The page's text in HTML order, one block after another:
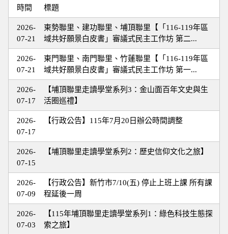
時間 標題
2026-
07-21
東勢聯里、建功聯里、埔頂聯里【「116-119年區
域共好願景白皮書」審議式民主工作坊 第二...
2026-
07-21
東門聯里、南門聯里、竹蓮聯里【「116-119年區
域共好願景白皮書」審議式民主工作坊 第一...
2026-
07-17
【埔頂聯里走讀學堂系列3：金山面百年文史與生
活圈巡禮】
2026-
07-17
【行政公告】115年7月20日辦公時間調整
2026-
07-15
【埔頂聯里走讀學堂系列2：歷史信仰文化之旅】
2026-
07-09
【行政公告】新竹市7/10(五) 停止上班上課 所有課
程延後一周
2026-
07-03
【115年埔頂聯里走讀學堂系列1：綠色科技生態探
索之旅】